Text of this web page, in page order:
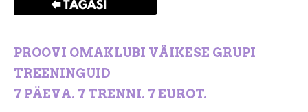
PROOVI OMAKLUBI VÄIKESE GRUPI
TREENINGUID
7 PÄEVA. 7 TRENNI. 7 EUROT.